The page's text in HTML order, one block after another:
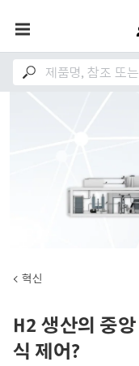
혁신
H2 생산의 중
식 제어?